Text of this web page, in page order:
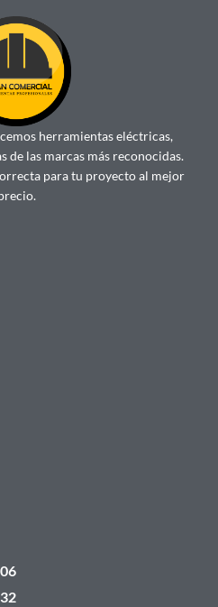
herramientas eléctricas,
de las marcas más reconocidas.
para tu proyecto al mejor